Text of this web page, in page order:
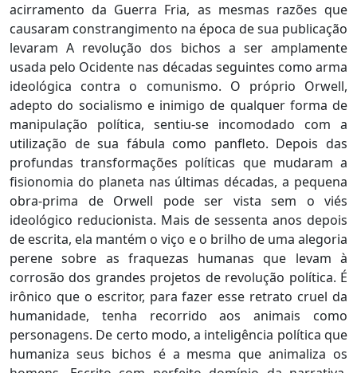
acirramento da Guerra Fria, as mesmas razões que
causaram constrangimento na época de sua publicação
levaram A revolução dos bichos a ser amplamente
usada pelo Ocidente nas décadas seguintes como arma
ideológica contra o comunismo. O próprio Orwell,
adepto do socialismo e inimigo de qualquer forma de
manipulação política, sentiu-se incomodado com a
utilização de sua fábula como panfleto. Depois das
profundas transformações políticas que mudaram a
fisionomia do planeta nas últimas décadas, a pequena
obra-prima de Orwell pode ser vista sem o viés
ideológico reducionista. Mais de sessenta anos depois
de escrita, ela mantém o viço e o brilho de uma alegoria
perene sobre as fraquezas humanas que levam à
corrosão dos grandes projetos de revolução política. É
irônico que o escritor, para fazer esse retrato cruel da
humanidade, tenha recorrido aos animais como
personagens. De certo modo, a inteligência política que
humaniza seus bichos é a mesma que animaliza os